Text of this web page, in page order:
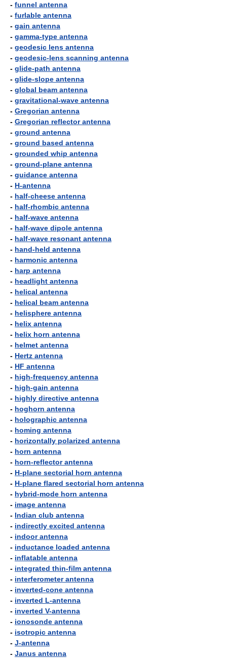
- funnel antenna
- furlable antenna
- gain antenna
- gamma-type antenna
- geodesic lens antenna
- geodesic-lens scanning antenna
- glide-path antenna
- glide-slope antenna
- global beam antenna
- gravitational-wave antenna
- Gregorian antenna
- Gregorian reflector antenna
- ground antenna
- ground based antenna
- grounded whip antenna
- ground-plane antenna
- guidance antenna
- H-antenna
- half-cheese antenna
- half-rhombic antenna
- half-wave antenna
- half-wave dipole antenna
- half-wave resonant antenna
- hand-held antenna
- harmonic antenna
- harp antenna
- headlight antenna
- helical antenna
- helical beam antenna
- helisphere antenna
- helix antenna
- helix horn antenna
- helmet antenna
- Hertz antenna
- HF antenna
- high-frequency antenna
- high-gain antenna
- highly directive antenna
- hoghorn antenna
- holographic antenna
- homing antenna
- horizontally polarized antenna
- horn antenna
- horn-reflector antenna
- H-plane sectorial horn antenna
- H-plane flared sectorial horn antenna
- hybrid-mode horn antenna
- image antenna
- Indian club antenna
- indirectly excited antenna
- indoor antenna
- inductance loaded antenna
- inflatable antenna
- integrated thin-film antenna
- interferometer antenna
- inverted-cone antenna
- inverted L-antenna
- inverted V-antenna
- ionosonde antenna
- isotropic antenna
- J-antenna
- Janus antenna